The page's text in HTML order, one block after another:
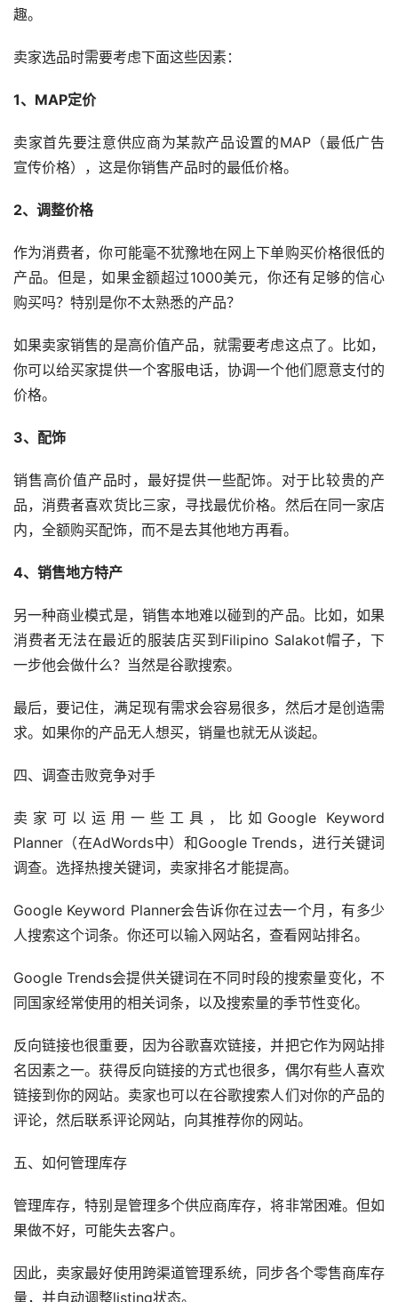
趣。
卖家选品时需要考虑下面这些因素：
1、MAP定价
卖家首先要注意供应商为某款产品设置的MAP（最低广告
宣传价格），这是你销售产品时的最低价格。
2、调整价格
作为消费者，你可能毫不犹豫地在网上下单购买价格很低的
产品。但是，如果金额超过1000美元，你还有足够的信心
购买吗？特别是你不太熟悉的产品？
如果卖家销售的是高价值产品，就需要考虑这点了。比如，
你可以给买家提供一个客服电话，协调一个他们愿意支付的
价格。
3、配饰
销售高价值产品时，最好提供一些配饰。对于比较贵的产
品，消费者喜欢货比三家，寻找最优价格。然后在同一家店
内，全额购买配饰，而不是去其他地方再看。
4、销售地方特产
另一种商业模式是，销售本地难以碰到的产品。比如，如果
消费者无法在最近的服装店买到Filipino Salakot帽子，下
一步他会做什么？当然是谷歌搜索。
最后，要记住，满足现有需求会容易很多，然后才是创造需
求。如果你的产品无人想买，销量也就无从谈起。
四、调查击败竞争对手
卖家可以运用一些工具，比如Google Keyword
Planner（在AdWords中）和Google Trends，进行关键词
调查。选择热搜关键词，卖家排名才能提高。
Google Keyword Planner会告诉你在过去一个月，有多少
人搜索这个词条。你还可以输入网站名，查看网站排名。
Google Trends会提供关键词在不同时段的搜索量变化，不
同国家经常使用的相关词条，以及搜索量的季节性变化。
反向链接也很重要，因为谷歌喜欢链接，并把它作为网站排
名因素之一。获得反向链接的方式也很多，偶尔有些人喜欢
链接到你的网站。卖家也可以在谷歌搜索人们对你的产品的
评论，然后联系评论网站，向其推荐你的网站。
五、如何管理库存
管理库存，特别是管理多个供应商库存，将非常困难。但如
果做不好，可能失去客户。
因此，卖家最好使用跨渠道管理系统，同步各个零售商库存
量，并自动调整listing状态。